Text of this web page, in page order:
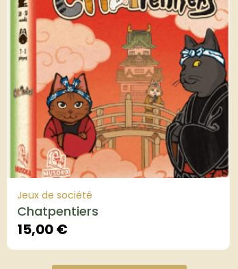
Jeux de société
Chatpentiers
15,00€